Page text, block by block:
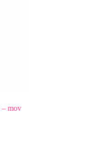
Pieptan descurcare